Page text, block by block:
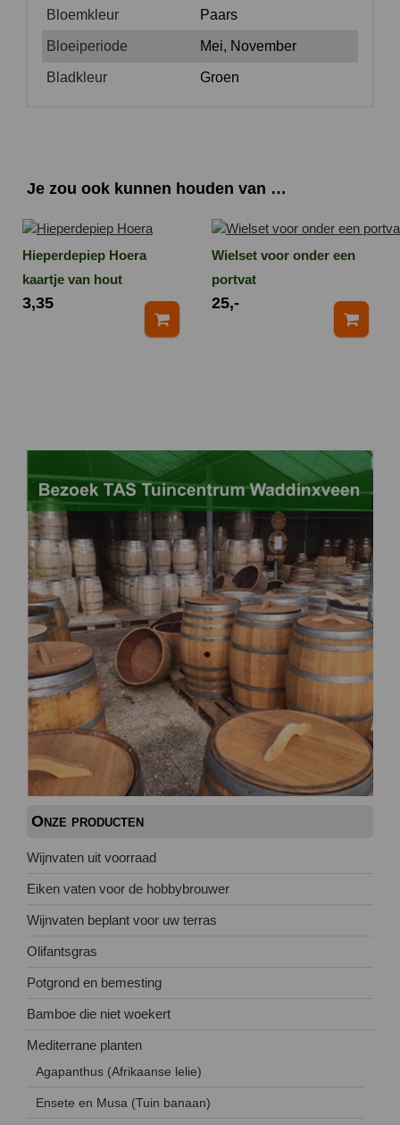
Bloemkleur Paars
Bloeiperiode Mei, November
Bladkleur Groen
Je zou ook kunnen houden van …
Hieperdepiep Hoera
kaartje van hout
3,35
Wielset voor onder een
portvat
25,-
Onze producten
Wijnvaten uit voorraad
Eiken vaten voor de hobbybrouwer
Wijnvaten beplant voor uw terras
Olifantsgras
Potgrond en bemesting
Bamboe die niet woekert
Mediterrane planten
Agapanthus (Afrikaanse lelie)
Ensete en Musa (Tuin banaan)